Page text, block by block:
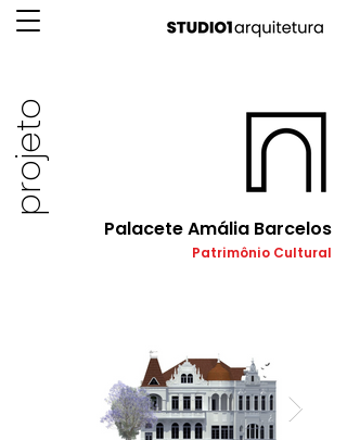
Palacete Amália Barcelos
Patrimônio Cultural
projeto